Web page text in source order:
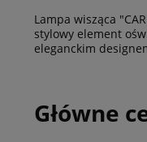
Lampa wisząca
stylowy element
eleganckim
Główne